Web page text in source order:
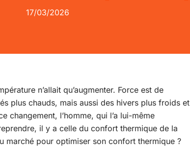
17/03/2026
n’allait qu’augmenter. Force est de
plus chauds, mais aussi des hivers plus froids et
changement, l’homme, qui l’a lui-même
il y a celle du confort thermique de la
marché pour optimiser son confort thermique ?